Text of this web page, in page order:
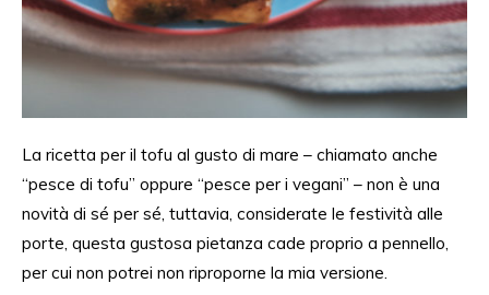
La ricetta per il tofu al gusto di mare – chiamato anche
“pesce di tofu” oppure “pesce per i vegani” – non è una
novità di sé per sé, tuttavia, considerate le festività alle
porte, questa gustosa pietanza cade proprio a pennello,
per cui non potrei non riproporne la mia versione.